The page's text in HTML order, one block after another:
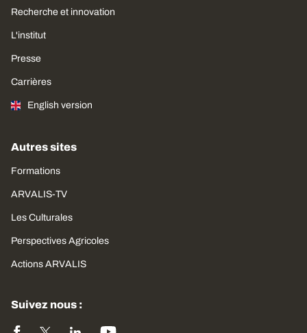
Recherche et innovation
L'institut
Presse
Carrières
English version
Autres sites
Formations
ARVALIS-TV
Les Culturales
Perspectives Agricoles
Actions ARVALIS
Suivez nous :